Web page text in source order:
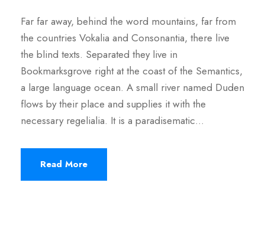
Far far away, behind the word mountains, far from
the countries Vokalia and Consonantia, there live
the blind texts. Separated they live in
Bookmarksgrove right at the coast of the Semantics,
a large language ocean. A small river named Duden
flows by their place and supplies it with the
necessary regelialia. It is a paradisematic...
Read More